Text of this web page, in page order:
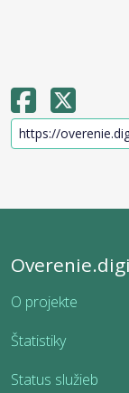
O projekte
Štatistiky
Status služieb